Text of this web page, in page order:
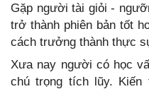
Gặp người tài giỏi -
trở thành phiên bản tốt
cách trưởng thành thực
Xưa nay người có học
chú trọng tích lũy.